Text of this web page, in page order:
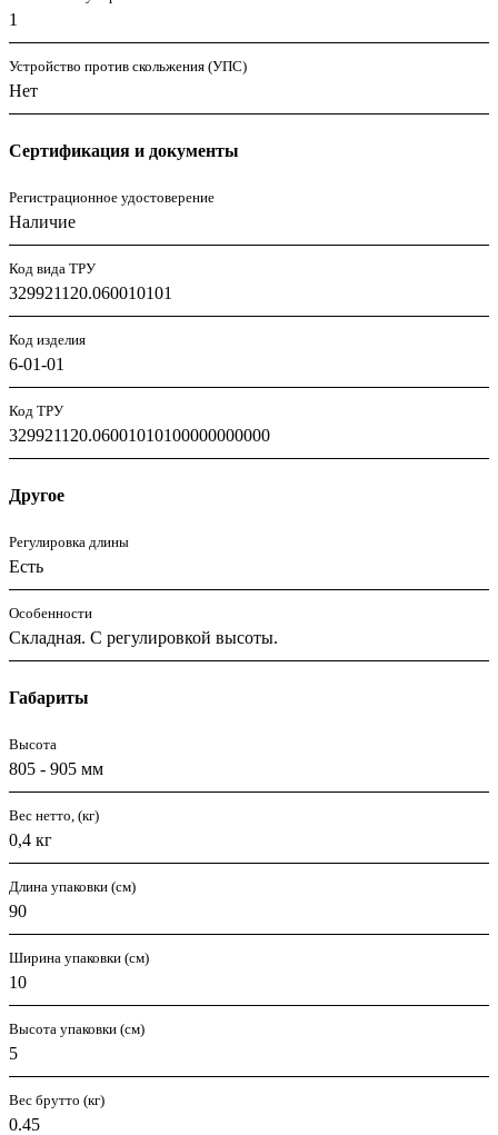
1
Устройство против скольжения (УПС)
Нет
Сертификация и документы
Регистрационное удостоверение
Наличие
Код вида ТРУ
329921120.060010101
Код изделия
6-01-01
Код ТРУ
329921120.06001010100000000000
Другое
Регулировка длины
Есть
Особенности
Складная. С регулировкой высоты.
Габариты
Высота
805 - 905 мм
Вес нетто, (кг)
0,4 кг
Длина упаковки (см)
90
Ширина упаковки (см)
10
Высота упаковки (см)
5
Вес брутто (кг)
0.45